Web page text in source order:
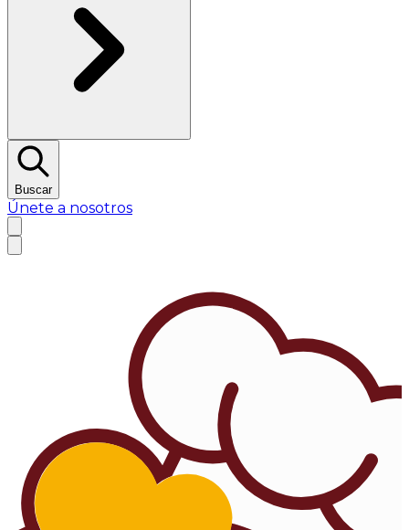
Buscar
Únete a nosotros